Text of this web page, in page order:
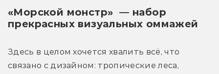
«Морской монстр»  — набор
прекрасных визуальных оммажей
Здесь в целом хочется хвалить всё, что
связано с дизайном: тропические леса,